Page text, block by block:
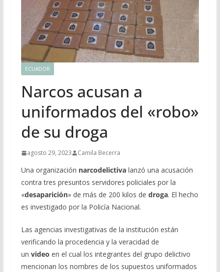
ECUADOR
Narcos acusan a
uniformados del «robo»
de su droga
agosto 29, 2023 Camila Becerra
Una organización narcodelictivalanzó una acusación
contra tres presuntos servidores policiales por la
«desaparición» de más de 200 kilos de droga. El hecho
es investigado por la Policía Nacional.
Las agencias investigativas de la institución están
verificando la procedencia y la veracidad de
un video en el cual los integrantes del grupo delictivo
mencionan los nombres de los supuestos uniformados